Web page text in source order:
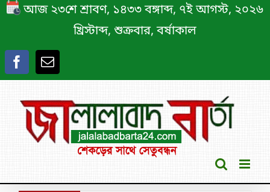
Skip
content
আজ ২৩শে শ্রাবণ, ১৪৩৩ বঙ্গাব্দ, ৭ই আগস্ট, ২০২৬
খ্রিস্টাব্দ, শুক্রবার, বর্ষাকাল